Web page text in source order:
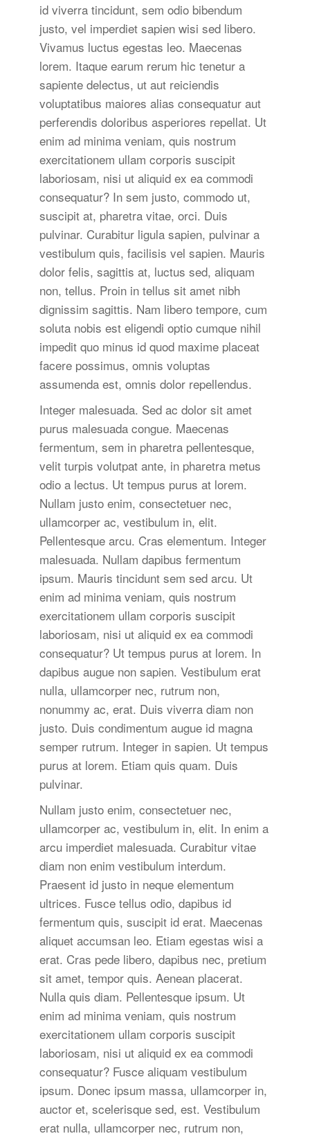
id viverra tincidunt, sem odio bibendum
justo, vel imperdiet sapien wisi sed libero.
Vivamus luctus egestas leo. Maecenas
lorem. Itaque earum rerum hic tenetur a
sapiente delectus, ut aut reiciendis
voluptatibus maiores alias consequatur aut
perferendis doloribus asperiores repellat. Ut
enim ad minima veniam, quis nostrum
exercitationem ullam corporis suscipit
laboriosam, nisi ut aliquid ex ea commodi
consequatur? In sem justo, commodo ut,
suscipit at, pharetra vitae, orci. Duis
pulvinar. Curabitur ligula sapien, pulvinar a
vestibulum quis, facilisis vel sapien. Mauris
dolor felis, sagittis at, luctus sed, aliquam
non, tellus. Proin in tellus sit amet nibh
dignissim sagittis. Nam libero tempore, cum
soluta nobis est eligendi optio cumque nihil
impedit quo minus id quod maxime placeat
facere possimus, omnis voluptas
assumenda est, omnis dolor repellendus.
Integer malesuada. Sed ac dolor sit amet
purus malesuada congue. Maecenas
fermentum, sem in pharetra pellentesque,
velit turpis volutpat ante, in pharetra metus
odio a lectus. Ut tempus purus at lorem.
Nullam justo enim, consectetuer nec,
ullamcorper ac, vestibulum in, elit.
Pellentesque arcu. Cras elementum. Integer
malesuada. Nullam dapibus fermentum
ipsum. Mauris tincidunt sem sed arcu. Ut
enim ad minima veniam, quis nostrum
exercitationem ullam corporis suscipit
laboriosam, nisi ut aliquid ex ea commodi
consequatur? Ut tempus purus at lorem. In
dapibus augue non sapien. Vestibulum erat
nulla, ullamcorper nec, rutrum non,
nonummy ac, erat. Duis viverra diam non
justo. Duis condimentum augue id magna
semper rutrum. Integer in sapien. Ut tempus
purus at lorem. Etiam quis quam. Duis
pulvinar.
Nullam justo enim, consectetuer nec,
ullamcorper ac, vestibulum in, elit. In enim a
arcu imperdiet malesuada. Curabitur vitae
diam non enim vestibulum interdum.
Praesent id justo in neque elementum
ultrices. Fusce tellus odio, dapibus id
fermentum quis, suscipit id erat. Maecenas
aliquet accumsan leo. Etiam egestas wisi a
erat. Cras pede libero, dapibus nec, pretium
sit amet, tempor quis. Aenean placerat.
Nulla quis diam. Pellentesque ipsum. Ut
enim ad minima veniam, quis nostrum
exercitationem ullam corporis suscipit
laboriosam, nisi ut aliquid ex ea commodi
consequatur? Fusce aliquam vestibulum
ipsum. Donec ipsum massa, ullamcorper in,
auctor et, scelerisque sed, est. Vestibulum
erat nulla, ullamcorper nec, rutrum non,